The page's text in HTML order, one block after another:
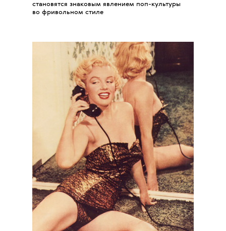
становятся знаковым явлением поп-культуры
во фривольном стиле